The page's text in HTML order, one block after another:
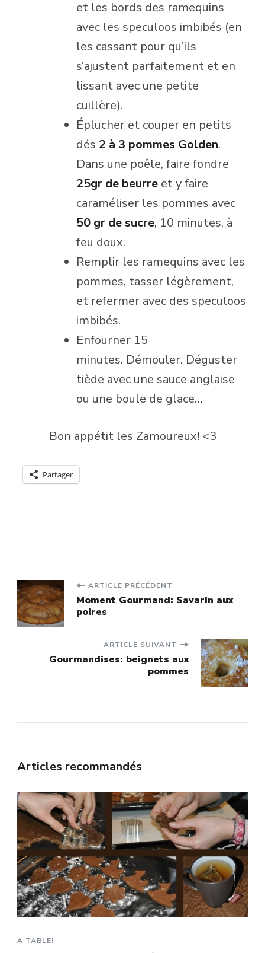
et les bords des ramequins
avec les speculoos imbibés (en
les cassant pour qu’ils
s’ajustent parfaitement et en
lissant avec une petite
cuillère).
Éplucher et couper en petits
dés 2 à 3 pommes Golden.
Dans une poêle, faire fondre
25gr de beurre et y faire
caraméliser les pommes avec
50 gr de sucre, 10 minutes, à
feu doux.
Remplir les ramequins avec les
pommes, tasser légèrement,
et refermer avec des speculoos
imbibés.
Enfourner 15
minutes. Démouler. Déguster
tiède avec une sauce anglaise
ou une boule de glace…
Bon appétit les Zamoureux! <3
Partager
Navigation
d'article
ARTICLE PRÉCÉDENT
Moment Gourmand: Savarin aux
poires
ARTICLE SUIVANT
Gourmandises: beignets aux
pommes
Articles recommandés
A TABLE!